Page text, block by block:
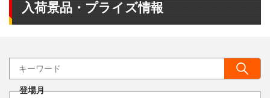
入荷景品・プライズ情報
登場月